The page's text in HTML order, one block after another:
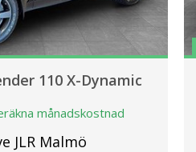
110 X-Dynamic
månadskostnad
JLR Malmö